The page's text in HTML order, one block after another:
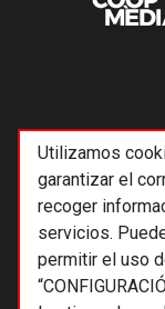
Utilizamos
garantizar el
recoger
servicios.
permitir el uso